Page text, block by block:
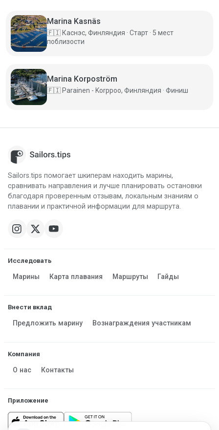
Marina Kasnäs
🇫🇮Каснэс, Финляндия · Старт · 5 мест
поблизости
Marina Korpoström
🇫🇮 Parainen - Korppoo, Финляндия · Финиш
Sailors.tips помогает шкиперам находить марины,
сравнивать направления и лучше планировать остановки
благодаря проверенным отзывам, локальным знаниям о
плавании и практичной информации для маршрута.
Исследовать
Марины Карта плавания Маршруты Гайды
Внести вклад
Предложить марину Вознаграждения участникам
Компания
О нас Контакты
Приложение